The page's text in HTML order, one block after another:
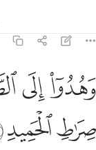
وهدوا الى الطيب من
وَهُدُوٓا۟ إِلَى
ﱁﱂ
ﱈﱉ